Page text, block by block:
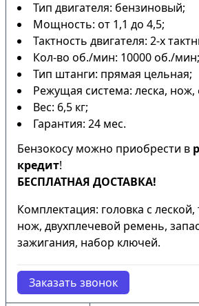
Тип двигателя: бензиновый;
Мощность: от 1,1 до 4,5;
Тактность двигателя: 2-х
Кол-во об./мин: 10000 об./мин;
Тип штанги: прямая цельная;
Режущая система: леска, нож,
Вес: 6,5 кг;
Гарантия: 24 мес.
Бензокосу можно приобрести в
кредит!
БЕСПЛАТНАЯ ДОСТАВКА!
Комплектация: головка с
нож, двухплечевой ремень,
зажигания, набор ключей.
Заказать звонок